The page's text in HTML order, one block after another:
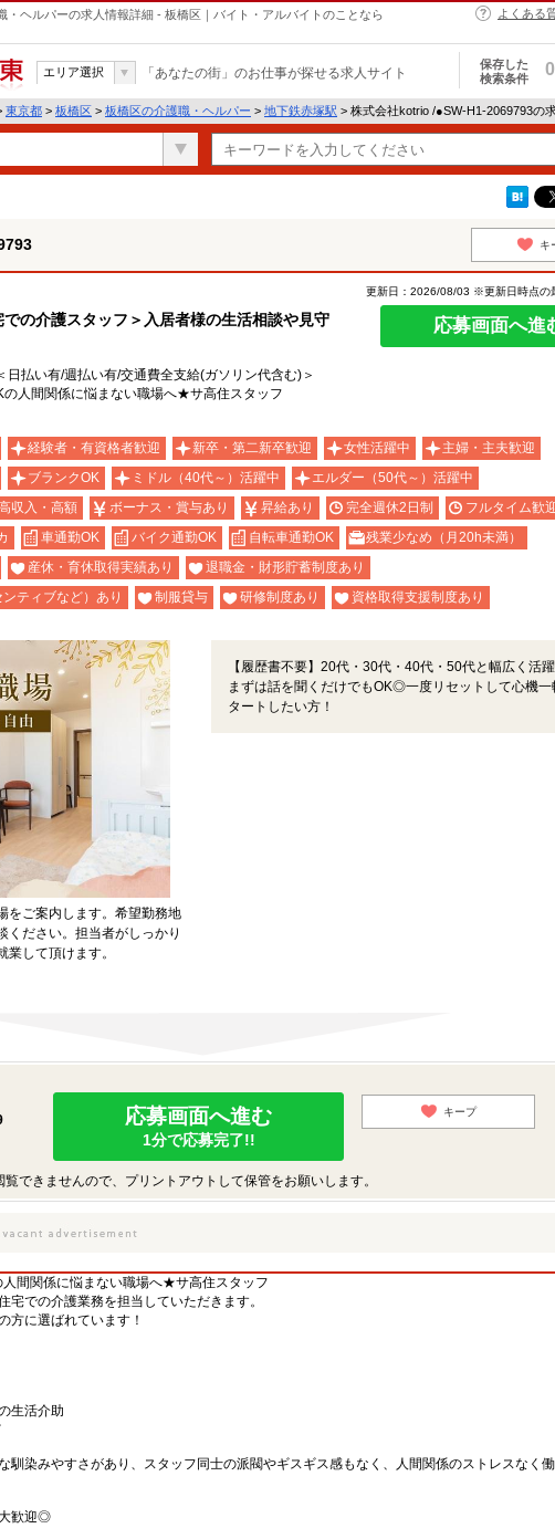
・ヘルパーの求人情報詳細 - 板橋区｜バイト・アルバイトのことなら
よくある
エリア選択 「あなたの街」のお仕事が探せる求人サイト
保存した
検索条件
0
東京都 > 板橋区 > 板橋区の介護職・ヘルパー > 地下鉄赤塚駅 > 株式会社kotrio /●SW-H1-2069793の
キ
の介護スタッフ＞入居者様の生活相談や見守
更新日：2026/08/03 ※更新日時点の
応募画面へ進
払い有/週払い有/交通費全支給(ガソリン代含む)＞
人間関係に悩まない職場へ★サ高住スタッフ
経験者・有資格者歓迎 新卒・第二新卒歓迎 女性活躍中
主婦・主夫歓迎
ブランクOK ミドル（40代～）活躍中
エルダー（50代～）活躍中
収入・高額 ボーナス・賞与あり 昇給あり 完全週休2日制
フルタイム歓
車通勤OK バイク通勤OK 自転車通勤OK
残業少なめ（月20h未満）
産休・育休取得実績あり
退職金・財形貯蓄制度あり
ティブなど）あり
制服貸与 研修制度あり 資格取得支援制度あり
をご案内します。希望勤務地
ください。担当者がしっかり
して頂けます。
【履歴書不要】20代・30代・40代・50代と幅広く活躍
まずは話を聞くだけでもOK◎一度リセットして心機一
タートしたい方！
応募画面へ進む
1分で応募完了!!
キープ
できませんので、プリントアウトして保管をお願いします。
間関係に悩まない職場へ★サ高住スタッフ
での介護業務を担当していただきます。
方に選ばれています！
生活介助
馴染みやすさがあり、スタッフ同士の派閥やギスギス感もなく、人間関係のストレスなく
歓迎◎